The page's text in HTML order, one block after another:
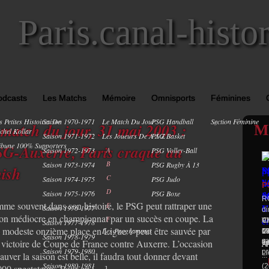
Paris.canal-
Petites Histoires De
Kollar
100% Supporters
Les Matchs
Saison 1970-1971
Saison 1971-1972
Saison 1972-1973
Saison 1973-1974
Saison 1974-1975
Saison 1975-1976
Saison 1976-1977
Saison 1977-1978
Saison 1978-1979
Saison 1979-1980
Saison 1980-1981
Mémoire
Le Match Du Jour
Les Joueurs De A À Z
A
B
C
D
E
F
Les Programmes
Omnisports
PSG Handball
PSG Basket
PSG Volley-Ball
PSG Rugby À 13
PSG Judo
PSG Boxe
Féminines
Section Féminine
0
du jour, 31 mai 2003 :
Auxerre, Paris craque au
souvent dans son histoire, le PSG peut rattraper une
médiocre en championnat par un succès en coupe. La
onzième place en Ligue 1 peut être sauvée par
de Coupe de France contre Auxerre. L’occasion
la saison est belle, il faudra tout donner devant
...
9
: